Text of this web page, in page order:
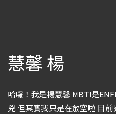
慧馨 楊
哈囉！我是楊慧馨 MBTI是
兇 但其實我只是在放空啦 目